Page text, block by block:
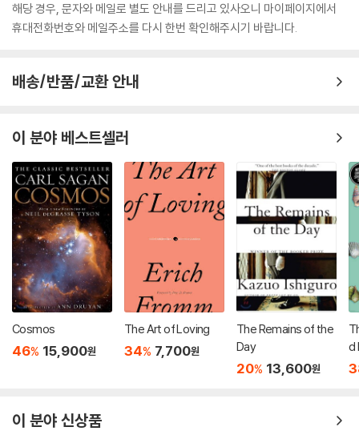
해당 경우, 문자와 메일로 별도 안내를 드리고 있사오니 마이페이지에서
휴대전화번호와 메일주소를 다시 한번 확인해주시기 바랍니다.
배송/반품/교환 안내
이 분야 베스트셀러
Cosmos
46% 15,900원
The Art of Loving
34% 7,700원
The Remains of the
Day
20% 13,600원
d
이 분야 신상품